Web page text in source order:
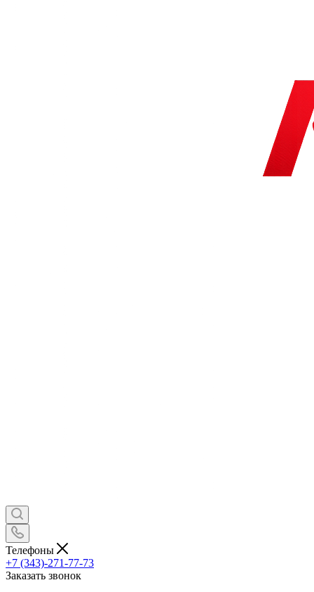
Телефоны
+7 (343)-271-77-73
Заказать звонок